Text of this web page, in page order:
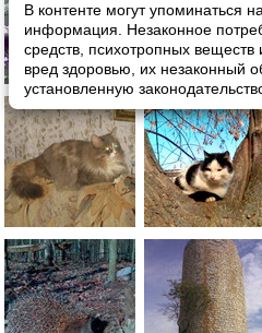
В контенте могут упоминаться
информация. Незаконное
средств, психотропных веществ
вред здоровью, их незаконный
установленную